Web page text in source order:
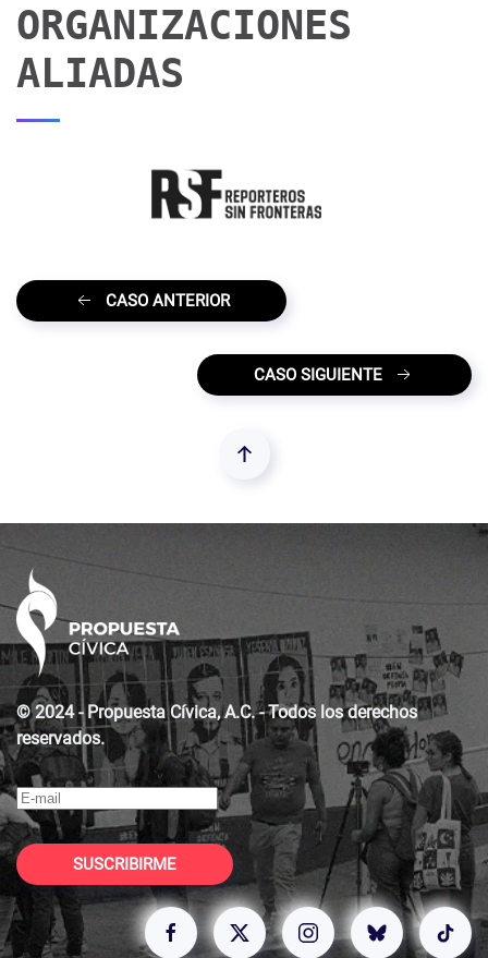
ORGANIZACIONES
ALIADAS
CASO ANTERIOR
CASO SIGUIENTE
© 2024 - Propuesta Cívica, A.C. - Todos los derechos
reservados.
SUSCRIBIRME